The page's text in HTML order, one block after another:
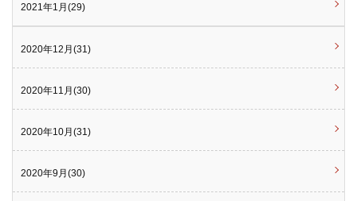
2021年1月(29)
2020年12月(31)
2020年11月(30)
2020年10月(31)
2020年9月(30)